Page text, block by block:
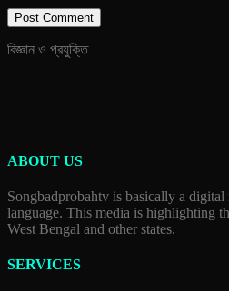
বিজ্ঞান ও প্রযুক্তি
ABOUT US
Songbadprobahtv is basically a
language. This media is highlighting
West Bengal and other states.
SERVICES